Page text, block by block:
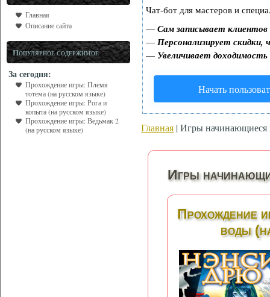
Главная
Описание сайта
Популярное содержимое
За сегодня:
Прохождение игры: Племя
тотема (на русском языке)
Прохождение игры: Рога и
копыта (на русском языке)
Прохождение игры: Ведьмак 2
(на русском языке)
Чат-бот для мастеров и
— Сам записывает
— Персонализирует скидки,
— Увеличивает
Начать
Главная | Игры начинающиеся
Игры
Прохождение
воды